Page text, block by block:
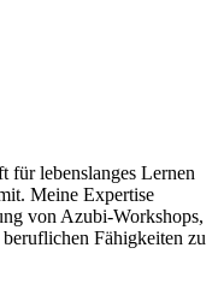
für lebenslanges Lernen
Meine Expertise
von Azubi-Workshops,
Fähigkeiten zu